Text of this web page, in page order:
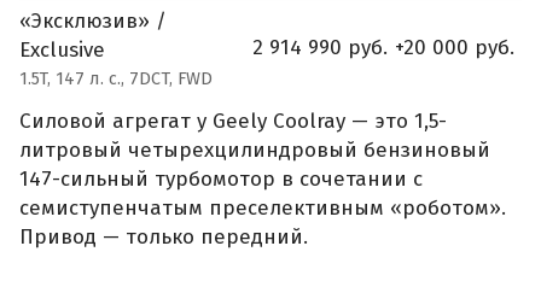
«Эксклюзив» /
Exclusive
1.5T, 147 л. с., 7DCT, FWD
2 914 990 руб. +20 000 руб.
Силовой агрегат у Geely Coolray — это 1,5-
литровый четырехцилиндровый бензиновый
147-сильный турбомотор в сочетании с
семиступенчатым преселективным «роботом».
Привод — только передний.